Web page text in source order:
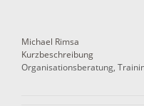
Michael Rimsa
Kurzbeschreibung
Organisationsberatung,